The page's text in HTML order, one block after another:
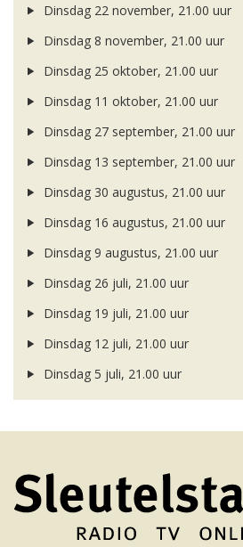
Dinsdag 22 november, 21.00 uur
Dinsdag 8 november, 21.00 uur
Dinsdag 25 oktober, 21.00 uur
Dinsdag 11 oktober, 21.00 uur
Dinsdag 27 september, 21.00 uur
Dinsdag 13 september, 21.00 uur
Dinsdag 30 augustus, 21.00 uur
Dinsdag 16 augustus, 21.00 uur
Dinsdag 9 augustus, 21.00 uur
Dinsdag 26 juli, 21.00 uur
Dinsdag 19 juli, 21.00 uur
Dinsdag 12 juli, 21.00 uur
Dinsdag 5 juli, 21.00 uur